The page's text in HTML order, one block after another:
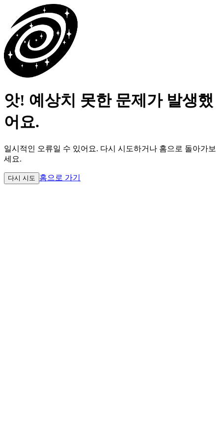
앗! 예상치 못한 문제가 발생했
어요.
일시적인 오류일 수 있어요. 다시 시도하거나 홈으로 돌아가보
세요.
다시 시도 홈으로 가기